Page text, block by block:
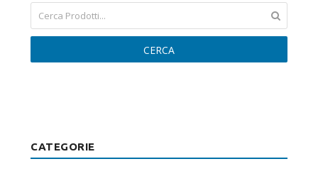
CERCA
CATEGORIE